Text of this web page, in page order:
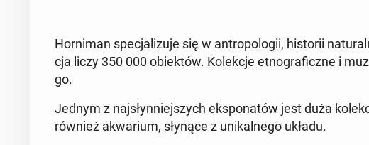
Hor­ni­man spe­cja­li­zu­je się w an­tro­po­lo­gii, hi­sto­rii
cja liczy 350 000 obiek­tów. Ko­lek­cje et­no­gra­ficz­ne i
go.
Jednym z naj­słyn­niej­szych eks­po­na­tów jest duża
również akwa­rium, słynące z uni­kal­ne­go układu.